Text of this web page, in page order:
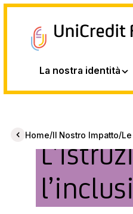
La nostra identità
Home/Il Nostro Impatto/